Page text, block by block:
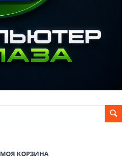
МОЯ КОРЗИНА